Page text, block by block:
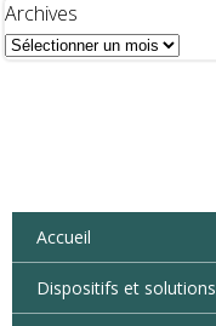
Archives
Accueil
Dispositifs et solutions